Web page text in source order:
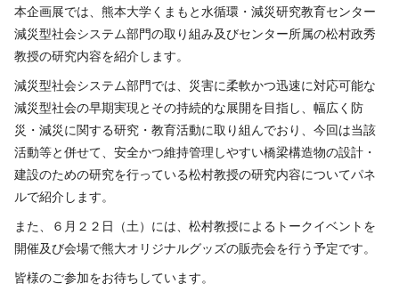
本企画展では、熊本大学くまもと水循環・減災研究教育センター
減災型社会システム部門の取り組み及びセンター所属の松村政秀
教授の研究内容を紹介します。
減災型社会システム部門では、災害に柔軟かつ迅速に対応可能な
減災型社会の早期実現とその持続的な展開を目指し、幅広く防
災・減災に関する研究・教育活動に取り組んでおり、今回は当該
活動等と併せて、安全かつ維持管理しやすい橋梁構造物の設計・
建設のための研究を行っている松村教授の研究内容についてパネ
ルで紹介します。
また、６月２２日（土）には、松村教授によるトークイベントを
開催及び会場で熊大オリジナルグッズの販売会を行う予定です。
皆様のご参加をお待ちしています。